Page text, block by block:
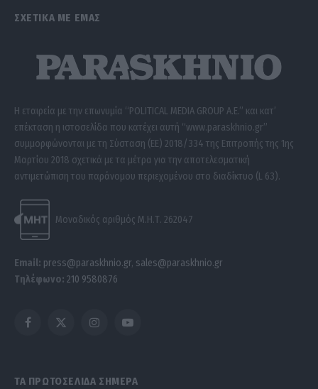
ΣΧΕΤΙΚΑ ΜΕ ΕΜΑΣ
Η εταιρεία με την επωνυμία “POLITICAL MEDIA GROUP A.E.” και κατ’
επέκταση η ιστοσελίδα που κατέχει αυτή “www.paraskhnio.gr”
συμμορφώνονται με τη Σύσταση (ΕΕ) 2018/334 της Επιτροπής της 1ης
Μαρτίου 2018 σχετικά με τα μέτρα για την αποτελεσματική
αντιμετώπιση του παράνομου περιεχομένου στο διαδίκτυο (L 63).
Μοναδικός αριθμός Μ.Η.Τ. 262047
Email: press@paraskhnio.gr, sales@paraskhnio.gr
Τηλέφωνο: 210 9580876
Facebook
X
InstagramYouTube
ΤΑ ΠΡΩΤΟΣΕΛΙΔΑ ΣΗΜΕΡΑ